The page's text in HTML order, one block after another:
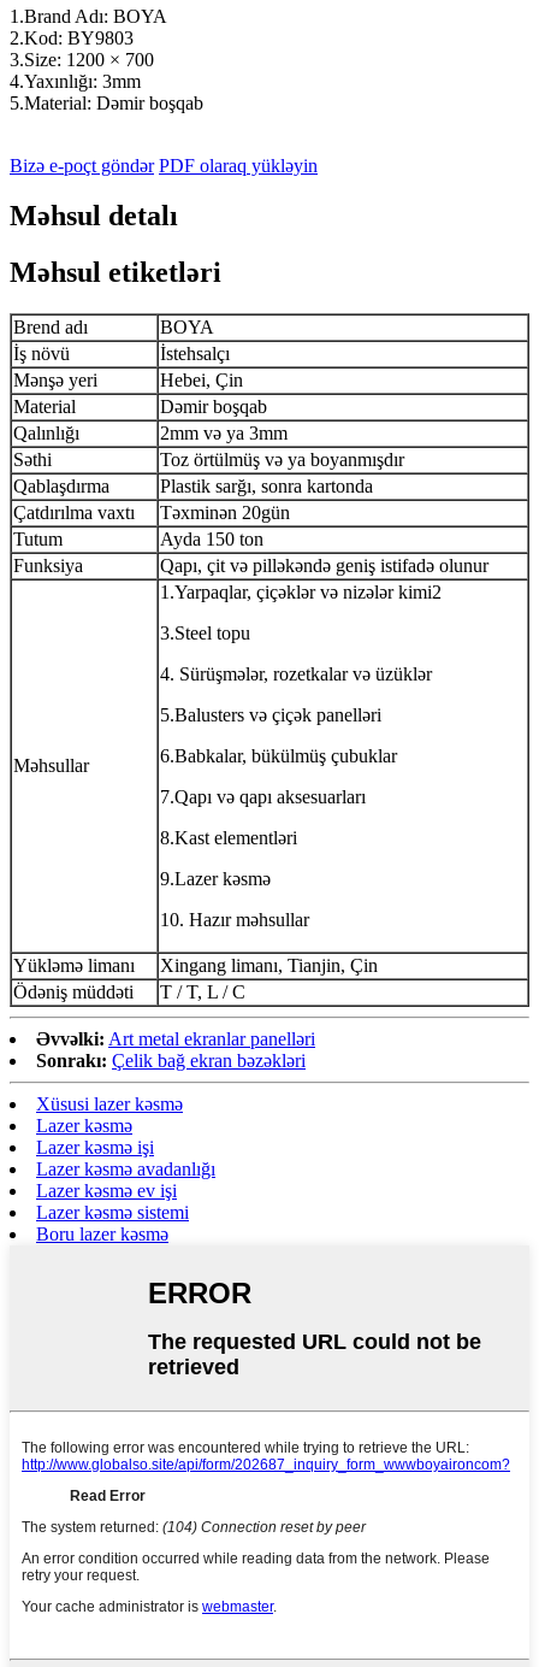
1.Brand Adı: BOYA
2.Kod: BY9803
3.Size: 1200 × 700
4.Yaxınlığı: 3mm
5.Material: Dəmir boşqab
Bizə e-poçt göndər PDF olaraq yükləyin
Məhsul detalı
Məhsul etiketləri
Brend adı
BOYA
İş növü
İstehsalçı
Mənşə yeri
Hebei, Çin
Material
Dəmir boşqab
Qalınlığı
2mm və ya 3mm
Səthi
Toz örtülmüş və ya boyanmışdır
Qablaşdırma
Plastik sarğı, sonra kartonda
Çatdırılma vaxtı
Təxminən 20gün
Tutum
Ayda 150 ton
Funksiya
Qapı, çit və pilləkəndə geniş istifadə olunur
Məhsullar
1.Yarpaqlar, çiçəklər və nizələr kimi2
3.Steel topu
4. Sürüşmələr, rozetkalar və üzüklər
5.Balusters və çiçək panelləri
6.Babkalar, bükülmüş çubuklar
7.Qapı və qapı aksesuarları
8.Kast elementləri
9.Lazer kəsmə
10. Hazır məhsullar
Yükləmə limanı
Xingang limanı, Tianjin, Çin
Ödəniş müddəti
T / T, L / C
Əvvəlki: Art metal ekranlar panelləri
Sonrakı: Çelik bağ ekran bəzəkləri
Xüsusi lazer kəsmə
Lazer kəsmə
Lazer kəsmə işi
Lazer kəsmə avadanlığı
Lazer kəsmə ev işi
Lazer kəsmə sistemi
Boru lazer kəsmə